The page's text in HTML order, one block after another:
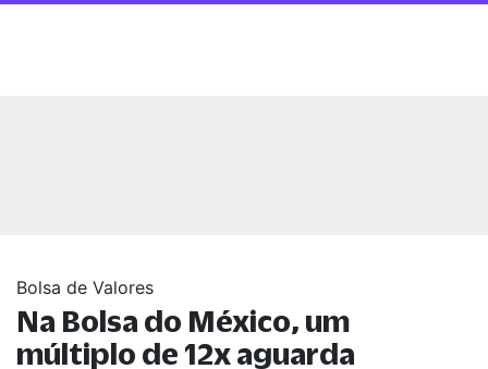
Bolsa de Valores
Na Bolsa do México, um
múltiplo de 12x aguarda